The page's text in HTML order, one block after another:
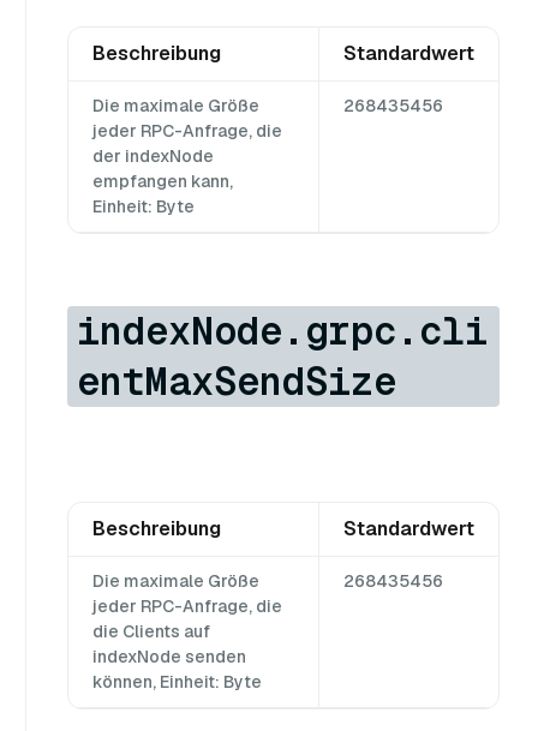
Beschreibung Standardwert
Die maximale Größe
jeder RPC-Anfrage, die
der indexNode
empfangen kann,
Einheit: Byte
268435456
indexNode.grpc.cli
entMaxSendSize
Beschreibung Standardwert
Die maximale Größe
jeder RPC-Anfrage, die
die Clients auf
indexNode senden
können, Einheit: Byte
268435456